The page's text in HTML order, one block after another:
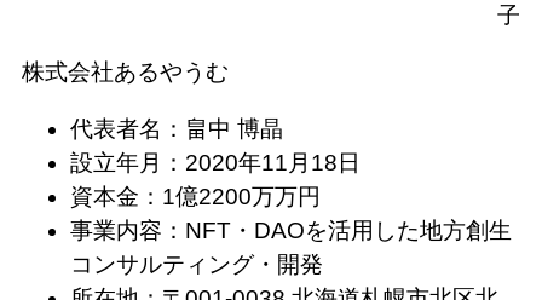
子
株式会社あるやうむ
代表者名：畠中 博晶
設立年月：2020年11月18日
資本金：1億2200万万円
事業内容：NFT・DAOを活⽤した地方創生
コンサルティング・開発